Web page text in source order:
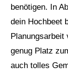
benötigen. In
dein Hochbeet
Planungsarbeit
genug Platz
auch tolles